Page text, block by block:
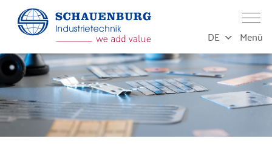
DE Menü
Leistungen
Produktion